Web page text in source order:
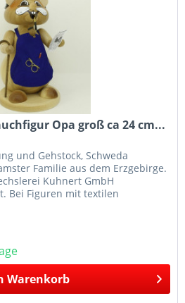
Opa groß ca 24 cm...
und Gehstock, Schweda
Familie aus dem Erzgebirge.
Kuhnert GmbH
Bei Figuren mit textilen
Warenkorb